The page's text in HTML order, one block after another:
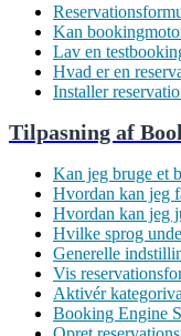
Kan
Lav en
Hvad er en
Installer
Tilpasning af
Kan jeg bruge et
Hvordan kan jeg
Hvordan kan jeg
Hvilke sprog
Generelle
Vis
Aktivér
Booking Engine